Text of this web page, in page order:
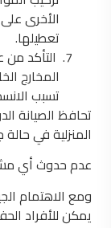
الأخرى
تعطيلها.
التأكد من
المخارج
تسبب
تحافظ الصيانة
المنزلية في
عدم حدوث أي
ومع الاهتمام
يمكن للأفراد